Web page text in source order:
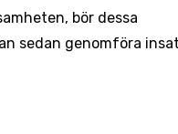
bör dessa
sedan genomföra